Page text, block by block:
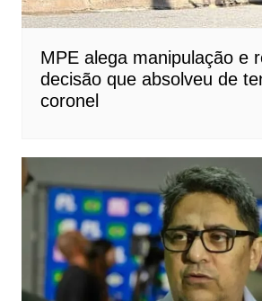
MPE alega manipulação e
decisão que absolveu de
coronel